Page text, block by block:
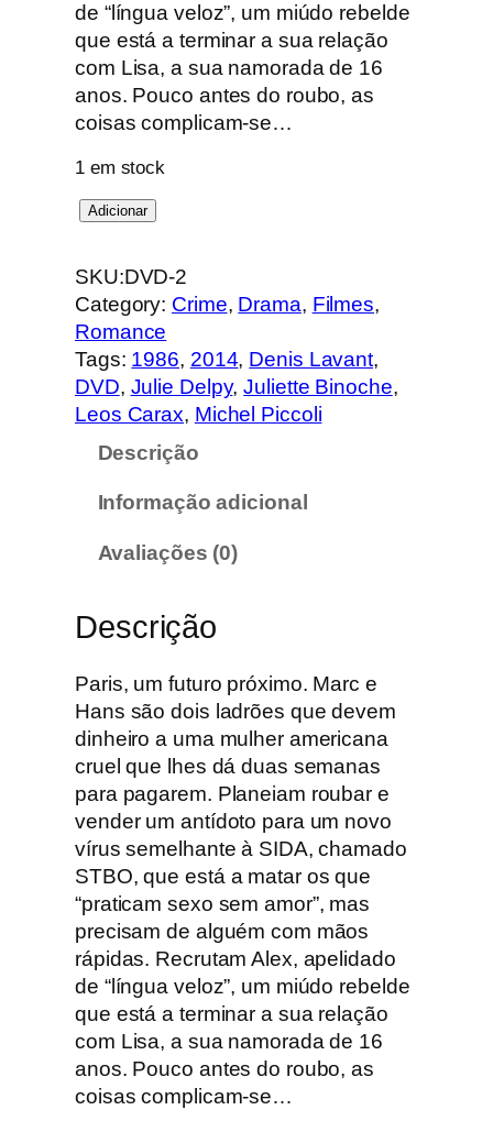
de “língua veloz”, um miúdo rebelde
que está a terminar a sua relação
com Lisa, a sua namorada de 16
anos. Pouco antes do roubo, as
coisas complicam-se…
1 em stock
Q
a
n
t
i
d
a
v
i
s
S
a
n
g
/
M
á
R
a
ç
a
d
e
L
Adicionar
SKU:DVD-2
Category: Crime, Drama, Filmes
Romance
Tags: 1986, 2014, Denis Lavant
DVD, Julie Delpy, Juliette Binoche
Leos Carax, Michel Piccoli
Descrição
Informação adicional
Avaliações (0)
Descrição
Paris, um futuro próximo. Marc e
Hans são dois ladrões que devem
dinheiro a uma mulher americana
cruel que lhes dá duas semanas
para pagarem. Planeiam roubar e
vender um antídoto para um novo
vírus semelhante à SIDA, chamado
STBO, que está a matar os que
“praticam sexo sem amor”, mas
precisam de alguém com mãos
rápidas. Recrutam Alex, apelidado
de “língua veloz”, um miúdo rebelde
que está a terminar a sua relação
com Lisa, a sua namorada de 16
anos. Pouco antes do roubo, as
coisas complicam-se…